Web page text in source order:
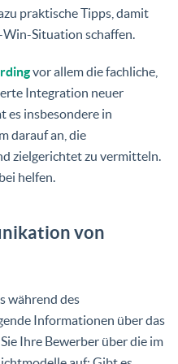
praktische Tipps, damit
Situation schaffen.
vor allem die fachliche,
Integration neuer
es insbesondere in
darauf an, die
zielgerichtet zu vermitteln.
helfen.
von
während des
Informationen über das
Ihre Bewerber über die im